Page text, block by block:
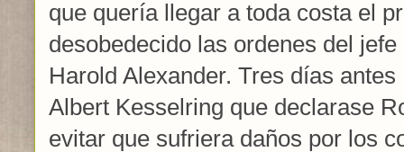
que quería llegar a toda costa el
desobedecido las ordenes del
Harold Alexander. Tres días
Albert Kesselring que declarase
evitar que sufriera daños por los